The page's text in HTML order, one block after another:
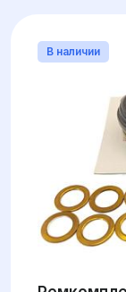
В наличии